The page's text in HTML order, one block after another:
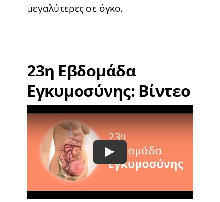
μεγαλύτερες σε όγκο.
23η Εβδομάδα
Εγκυμοσύνης: Βίντεο